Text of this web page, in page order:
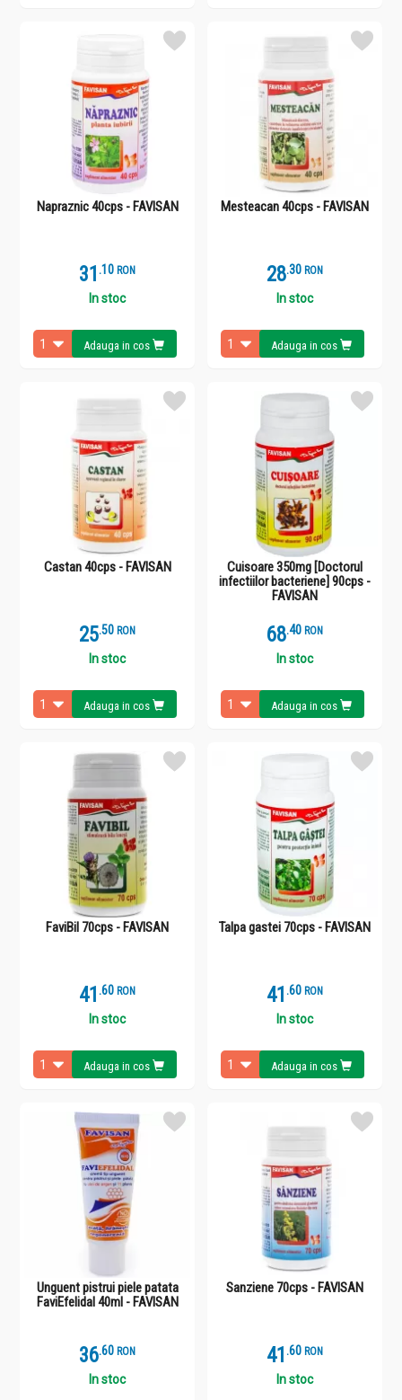
Napraznic 40cps - FAVISAN
31 .1 RON
In stoc
Adauga in cos
Mesteacan 40cps - FAVISAN
28.3 RON
In stoc
Adauga in cos
Castan 40cps - FAVISAN
25.5 RON
In stoc
Adauga in cos
Cuisoare 350mg [Doctorul
infectiilor bacteriene] 90cps -
FAVISAN
68.4 RON
In stoc
Adauga in cos
FaviBil 70cps - FAVISAN
41 .6 RON
In stoc
Adauga in cos
Talpa gastei 70cps - FAVISAN
41 .6 RON
In stoc
Adauga in cos
Unguent pistrui piele patata
FaviEfelidal 40ml - FAVISAN
36.6 RON
In stoc
Sanziene 70cps - FAVISAN
41 .6 RON
In stoc